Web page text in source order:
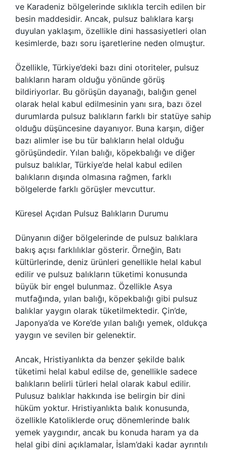
ve Karadeniz bölgelerinde sıklıkla tercih edilen bir
besin maddesidir. Ancak, pulsuz balıklara karşı
duyulan yaklaşım, özellikle dini hassasiyetleri olan
kesimlerde, bazı soru işaretlerine neden olmuştur.
Özellikle, Türkiye’deki bazı dini otoriteler, pulsuz
balıkların haram olduğu yönünde görüş
bildiriyorlar. Bu görüşün dayanağı, balığın genel
olarak helal kabul edilmesinin yanı sıra, bazı özel
durumlarda pulsuz balıkların farklı bir statüye sahip
olduğu düşüncesine dayanıyor. Buna karşın, diğer
bazı alimler ise bu tür balıkların helal olduğu
görüşündedir. Yılan balığı, köpekbalığı ve diğer
pulsuz balıklar, Türkiye’de helal kabul edilen
balıkların dışında olmasına rağmen, farklı
bölgelerde farklı görüşler mevcuttur.
Küresel Açıdan Pulsuz Balıkların Durumu
Dünyanın diğer bölgelerinde de pulsuz balıklara
bakış açısı farklılıklar gösterir. Örneğin, Batı
kültürlerinde, deniz ürünleri genellikle helal kabul
edilir ve pulsuz balıkların tüketimi konusunda
büyük bir engel bulunmaz. Özellikle Asya
mutfağında, yılan balığı, köpekbalığı gibi pulsuz
balıklar yaygın olarak tüketilmektedir. Çin’de,
Japonya’da ve Kore’de yılan balığı yemek, oldukça
yaygın ve sevilen bir gelenektir.
Ancak, Hristiyanlıkta da benzer şekilde balık
tüketimi helal kabul edilse de, genellikle sadece
balıkların belirli türleri helal olarak kabul edilir.
Pulusuz balıklar hakkında ise belirgin bir dini
hüküm yoktur. Hristiyanlıkta balık konusunda,
özellikle Katoliklerde oruç dönemlerinde balık
yemek yaygındır, ancak bu konuda haram ya da
helal gibi dini açıklamalar, İslam’daki kadar ayrıntılı